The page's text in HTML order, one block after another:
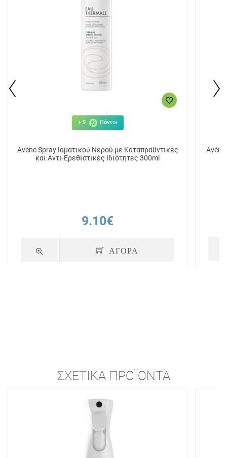
+ 9 Πόντοι
Avène Spray Ιαματικού Νερού με Καταπραϋντικές
και Αντι-Ερεθιστικές Ιδιότητες 300ml
9.10€
ΑΓΟΡΑ
ΣΧΕΤΙΚΆ ΠΡΟΪΌΝΤΑ